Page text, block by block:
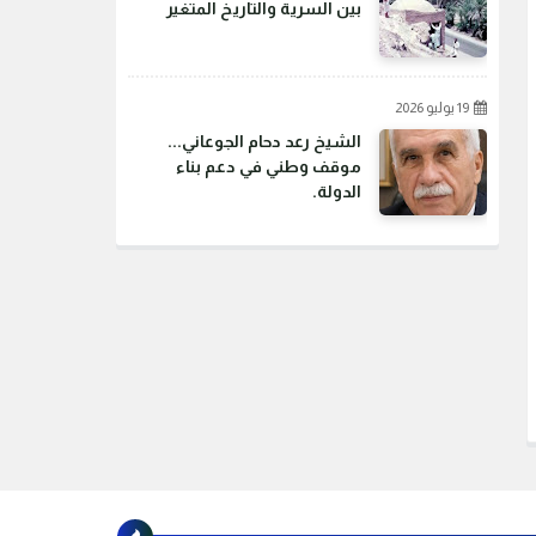
بين السرية والتاريخ المتغير
19 يوليو 2026
الشيخ رعد دحام الجوعاني...
موقف وطني في دعم بناء
الدولة.